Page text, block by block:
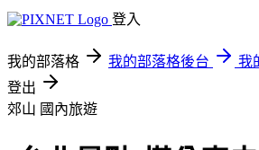
登入
我的部落格 我的部落格後台
我
登出
郊山 國內旅遊